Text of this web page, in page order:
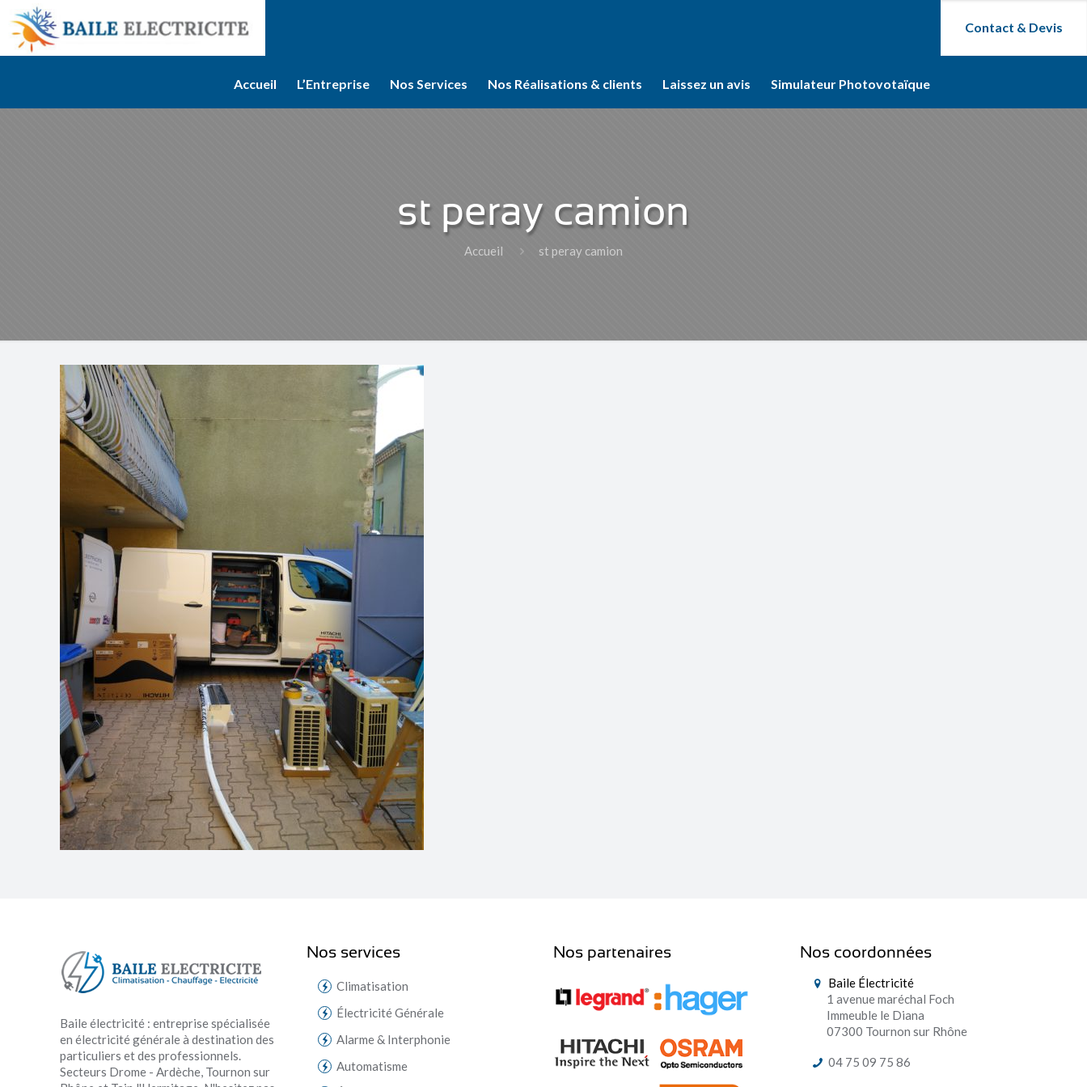
Accueil L’Entreprise Nos Services Nos Réalisations & clients Laissez un avis Simulateur Photovotaïque
Contact & Devis
st peray camion
Accueil st peray camion
Baile électricité : entreprise spécialisée
en électricité générale à destination des
particuliers et des professionnels.
Secteurs Drome - Ardèche, Tournon sur
Nos services
Climatisation
Électricité Générale
Alarme & Interphonie
Automatisme
Nos partenaires Nos coordonnées
Baile Électricité
1 avenue maréchal Foch
Immeuble le Diana
07300 Tournon sur Rhône
04 75 09 75 86